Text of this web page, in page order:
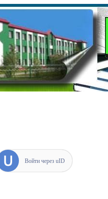
Войти через uID